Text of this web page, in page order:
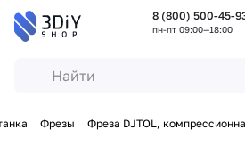
8 (800) 500-45-
пн-пт 09:00—18:00
Фрезы Фреза DJTOL,